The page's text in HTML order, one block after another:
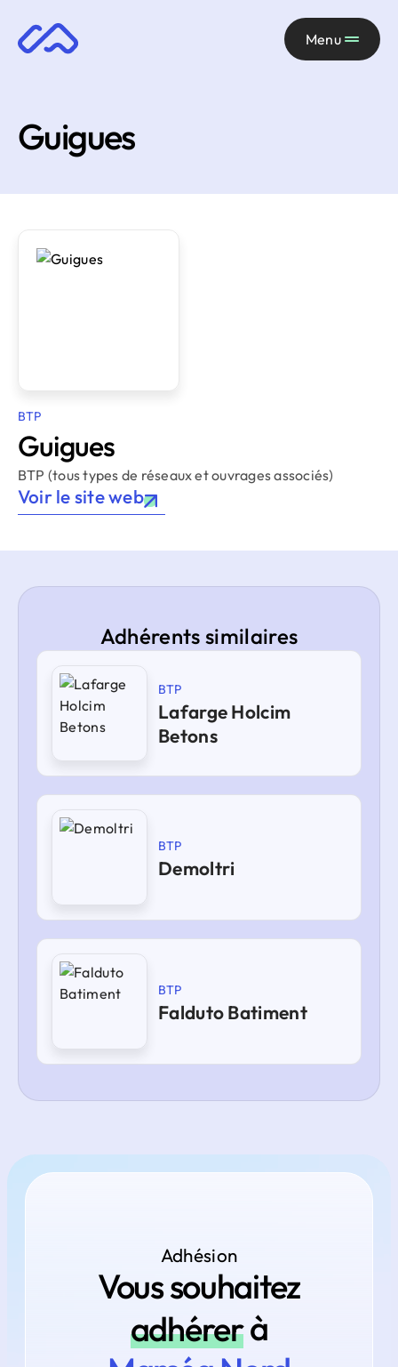
Menu
Guigues
BTP
Guigues
BTP (tous types de réseaux et ouvrages associés)
Voir le site web
Adhérents similaires
BTP
Lafarge Holcim
Betons
BTP
Demoltri
BTP
Falduto Batiment
Adhésion
Vous souhaitez
adhérerà